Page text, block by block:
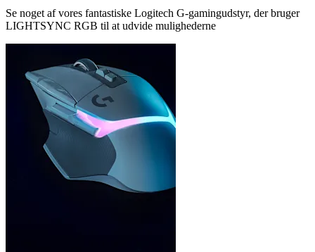
Se noget af vores fantastiske Logitech G-gamingudstyr, der bruger
LIGHTSYNC RGB til at udvide mulighederne